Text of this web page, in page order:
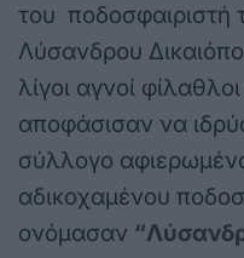
του ποδοσφαιριστή
Λύσανδρου
λίγοι αγνοί
αποφάσισαν να
σύλλογο
αδικοχαμένου
ονόμασαν